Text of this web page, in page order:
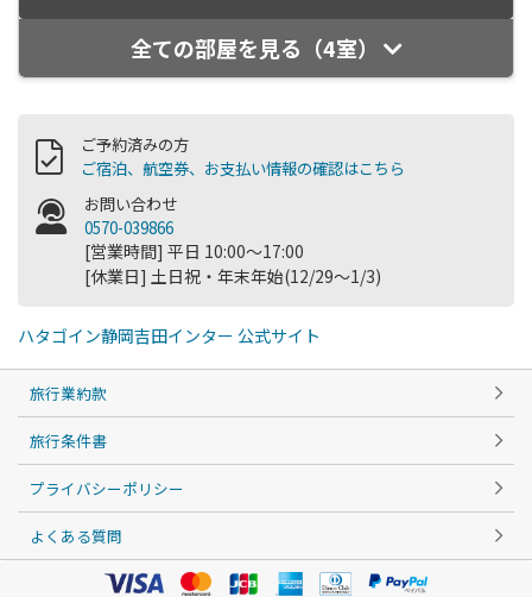
全ての部屋を見る（4室）
ご予約済みの方
ご宿泊、航空券、お支払い情報の確認はこちら
お問い合わせ
0570-039866
[営業時間] 平日 10:00～17:00
[休業日] 土日祝・年末年始(12/29～1/3)
ハタゴイン静岡吉田インター 公式サイト
旅行業約款
旅行条件書
プライバシーポリシー
よくある質問